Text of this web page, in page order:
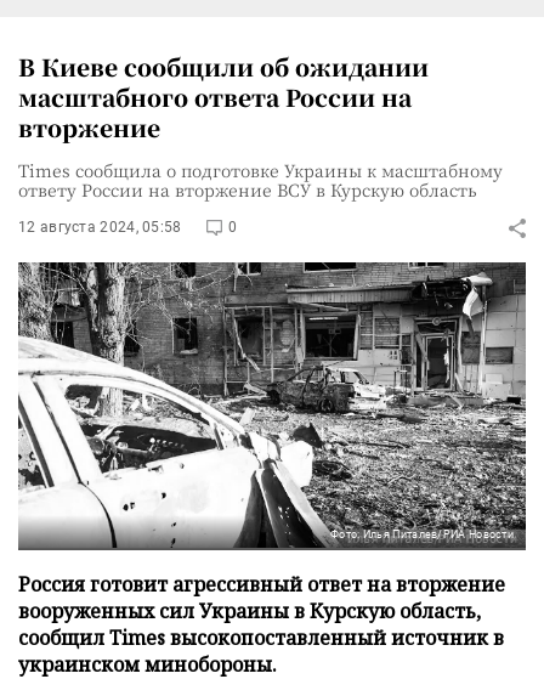
В Киеве сообщили об ожидании
масштабного ответа России на
вторжение
Times сообщила о подготовке Украины к масштабному
ответу России на вторжение ВСУ в Курскую область
12 августа 2024, 05:58 0
Фото: Илья Питалев/РИА Новости
Россия готовит агрессивный ответ на вторжение
вооруженных сил Украины в Курскую область,
сообщил Times высокопоставленный источник в
украинском минобороны.